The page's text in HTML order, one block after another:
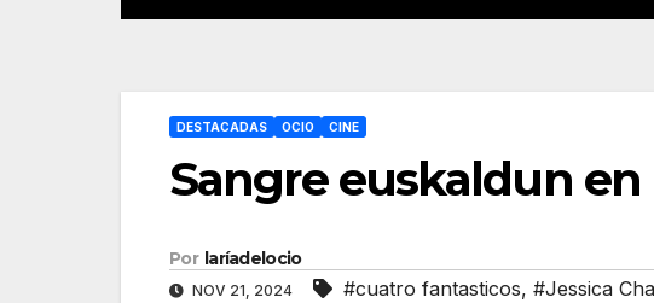
DESTACADAS OCIO CINE
Sangre euskaldun
Por laríadelocio
NOV 21, 2024 #cuatro fantasticos, #Jessica